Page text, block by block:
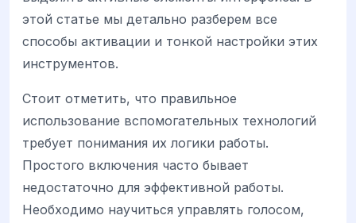
этой статье мы детально разберем все
способы активации и тонкой настройки этих
инструментов.
Стоит отметить, что правильное
использование вспомогательных технологий
требует понимания их логики работы.
Простого включения часто бывает
недостаточно для эффективной работы.
Необходимо научиться управлять голосом,